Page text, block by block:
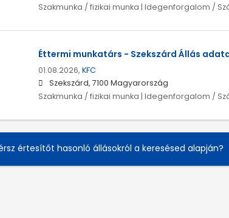
Szakmunka / fizikai munka | Idegenforgalom /
Éttermi munkatárs - Szekszárd Állás
01.08.2026, KFC
Szekszárd, 7100 Magyarország
Szakmunka / fizikai munka | Idegenforgalom /
értesítőt hasonló állásokról a keresésed alapján?